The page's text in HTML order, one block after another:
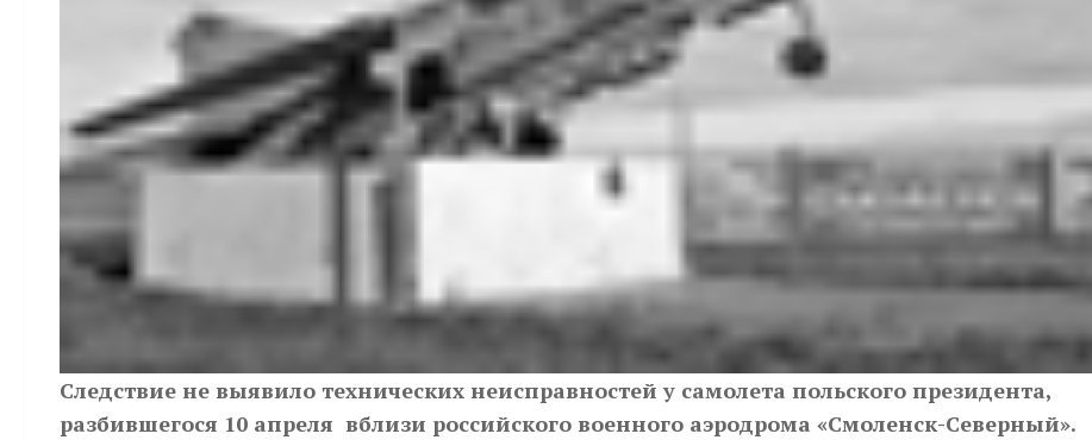
Следствие не выявило технических неисправностей у самолета польского президента,
разбившегося 10 апреля вблизи российского военного аэродрома «Смоленск-Северный».